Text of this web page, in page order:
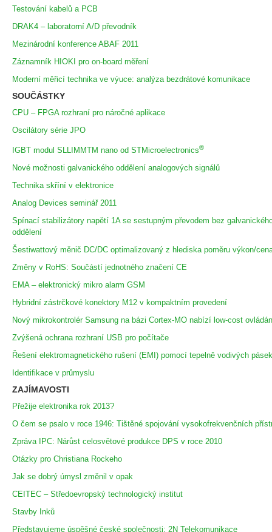
Testování kabelů a PCB
DRAK4 – laboratorní A/D převodník
Mezinárodní konference ABAF 2011
Záznamník HIOKI pro on-board měření
Moderní měřicí technika ve výuce: analýza bezdrátové komunikace
SOUČÁSTKY
CPU – FPGA rozhraní pro náročné aplikace
Oscilátory série JPO
IGBT modul SLLIMMTM nano od STMicroelectronics®
Nové možnosti galvanického oddělení analogových signálů
Technika skříní v elektronice
Analog Devices seminář 2011
Spínací stabilizátory napětí 1A se sestupným převodem bez
oddělení
Šestiwattový měnič DC/DC optimalizovaný z hlediska poměru výkon/
Změny v RoHS: Součástí jednotného značení CE
EMA – elektronický mikro alarm GSM
Hybridní zástrčkové konektory M12 v kompaktním provedení
Nový mikrokontrolér Samsung na bázi Cortex-MO nabízí low-cost
Zvýšená ochrana rozhraní USB pro počítače
Řešení elektromagnetického rušení (EMI) pomocí tepelně vodivých
Identifikace v průmyslu
ZAJÍMAVOSTI
Přežije elektronika rok 2013?
O čem se psalo v roce 1946: Tištěné spojování vysokofrekvenčních
Zpráva IPC: Nárůst celosvětové produkce DPS v roce 2010
Otázky pro Christiana Rockeho
Jak se dobrý úmysl změnil v opak
CEITEC – Středoevropský technologický institut
Stavby Inků
Představujeme úspěšné české společnosti: 2N Telekomunikace